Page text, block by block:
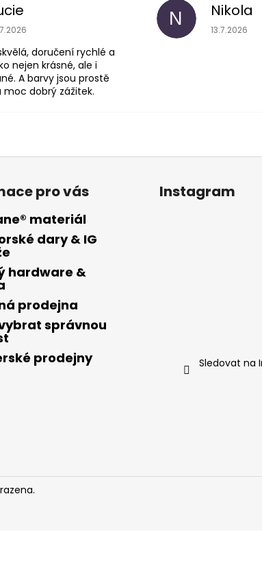
5 z 5 hvězdiček.
obchodu je
doručení rychlé a
nejen krásné, ale i
A barvy jsou prostě
moc dobrý zážitek.
N Nikola
13.7.2026
pro vás
materiál
dary & IG
hardware &
prodejna
správnou
prodejny
Instagram
Sledovat na